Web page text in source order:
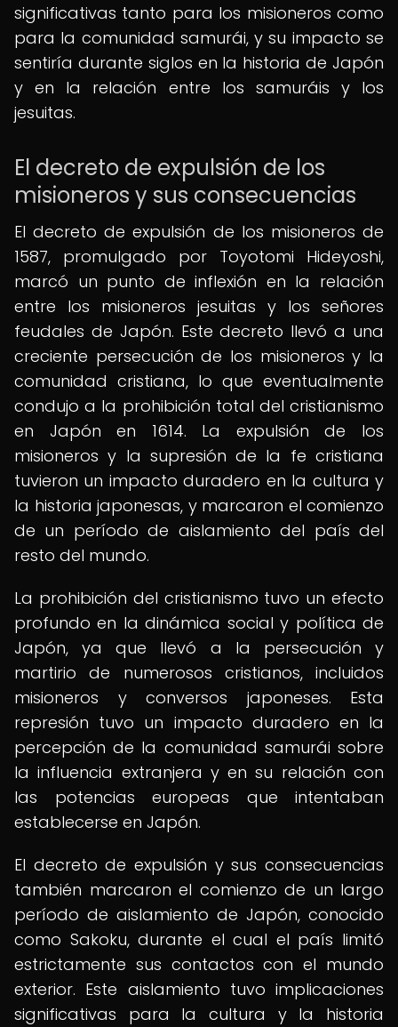
significativas tanto para los misioneros como
para la comunidad samurái, y su impacto se
sentiría durante siglos en la historia de Japón
y en la relación entre los samuráis y los
jesuitas.
El decreto de expulsión de los
misioneros y sus consecuencias
El decreto de expulsión de los misioneros de
1587, promulgado por Toyotomi Hideyoshi,
marcó un punto de inflexión en la relación
entre los misioneros jesuitas y los señores
feudales de Japón. Este decreto llevó a una
creciente persecución de los misioneros y la
comunidad cristiana, lo que eventualmente
condujo a la prohibición total del cristianismo
en Japón en 1614. La expulsión de los
misioneros y la supresión de la fe cristiana
tuvieron un impacto duradero en la cultura y
la historia japonesas, y marcaron el comienzo
de un período de aislamiento del país del
resto del mundo.
La prohibición del cristianismo tuvo un efecto
profundo en la dinámica social y política de
Japón, ya que llevó a la persecución y
martirio de numerosos cristianos, incluidos
misioneros y conversos japoneses. Esta
represión tuvo un impacto duradero en la
percepción de la comunidad samurái sobre
la influencia extranjera y en su relación con
las potencias europeas que intentaban
establecerse en Japón.
El decreto de expulsión y sus consecuencias
también marcaron el comienzo de un largo
período de aislamiento de Japón, conocido
como Sakoku, durante el cual el país limitó
estrictamente sus contactos con el mundo
exterior. Este aislamiento tuvo implicaciones
significativas para la cultura y la historia